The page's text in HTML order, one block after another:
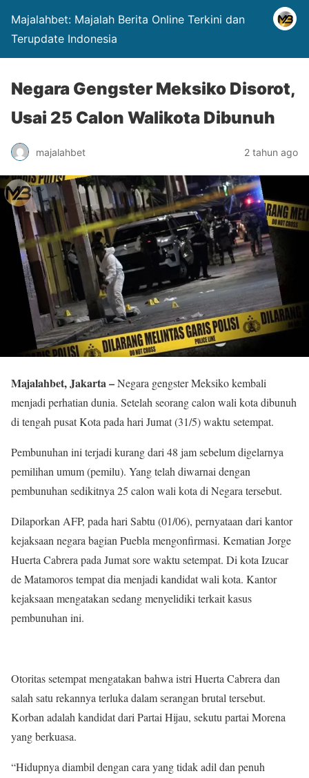
Majalahbet: Majalah Berita Online Terkini dan
Terupdate Indonesia
Negara Gengster Meksiko Disorot,
Usai 25 Calon Walikota Dibunuh
majalahbet 2 tahun ago
Majalahbet, Jakarta –Negara gengster Meksiko kembali
menjadi perhatian dunia. Setelah seorang calon wali kota dibunuh
di tengah pusat Kota pada hari Jumat (31/5) waktu setempat.
Pembunuhan ini terjadi kurang dari 48 jam sebelum digelarnya
pemilihan umum (pemilu). Yang telah diwarnai dengan
pembunuhan sedikitnya 25 calon wali kota di Negara tersebut.
Dilaporkan AFP, pada hari Sabtu (01/06), pernyataan dari kantor
kejaksaan negara bagian Puebla mengonfirmasi. Kematian Jorge
Huerta Cabrera pada Jumat sore waktu setempat. Di kota Izucar
de Matamoros tempat dia menjadi kandidat wali kota. Kantor
kejaksaan mengatakan sedang menyelidiki terkait kasus
pembunuhan ini.
Otoritas setempat mengatakan bahwa istri Huerta Cabrera dan
salah satu rekannya terluka dalam serangan brutal tersebut.
Korban adalah kandidat dari Partai Hijau, sekutu partai Morena
yang berkuasa.
“Hidupnya diambil dengan cara yang tidak adil dan penuh